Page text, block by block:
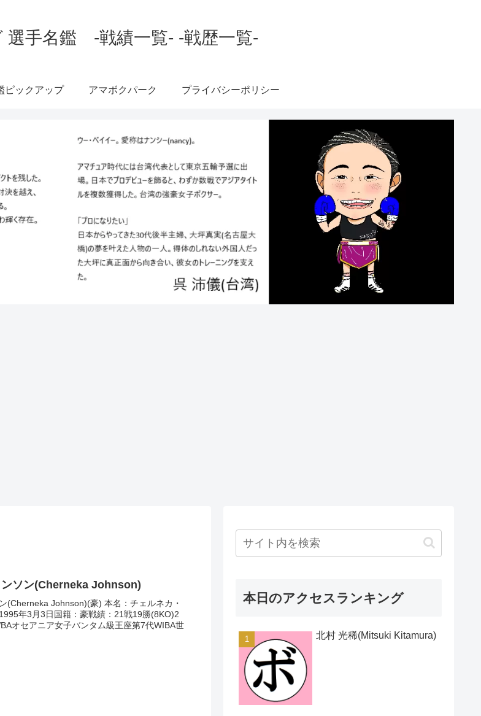
選手名鑑 -戦績一覧- -戦歴一覧-
ピックアップ アマボクパーク プライバシーポリシー
ソン(Cherneka Johnson)
(Cherneka Johnson)(豪) 本名：チェルネカ・
年3月3日国籍：豪戦績：21戦19勝(8KO)2
オセアニア女子バンタム級王座第7代WIBA世
本日のアクセスランキング
北村 光稀(Mitsuki Kitamura)